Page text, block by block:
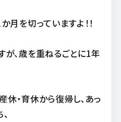
月を切っていますよ！！
が、歳を重ねるごとに1年
・育休から復帰し、あっ